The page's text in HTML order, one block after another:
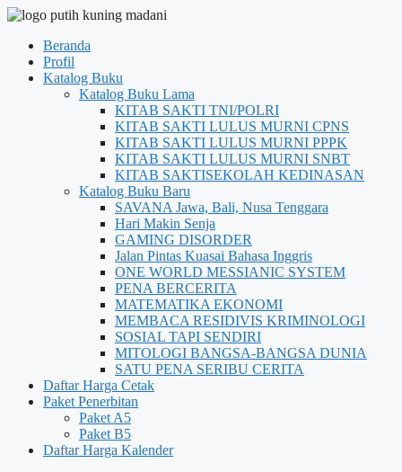
Beranda
Profil
Katalog Buku
Katalog Buku Lama
KITAB SAKTI TNI/POLRI
KITAB SAKTI LULUS MURNI CPNS
KITAB SAKTI LULUS MURNI PPPK
KITAB SAKTI LULUS MURNI SNBT
KITAB SAKTISEKOLAH KEDINASAN
Katalog Buku Baru
SAVANA Jawa, Bali, Nusa Tenggara
Hari Makin Senja
GAMING DISORDER
Jalan Pintas Kuasai Bahasa Inggris
ONE WORLD MESSIANIC SYSTEM
PENA BERCERITA
MATEMATIKA EKONOMI
MEMBACA RESIDIVIS KRIMINOLOGI
SOSIAL TAPI SENDIRI
MITOLOGI BANGSA-BANGSA DUNIA
SATU PENA SERIBU CERITA
Daftar Harga Cetak
Paket Penerbitan
Paket A5
Paket B5
Daftar Harga Kalender